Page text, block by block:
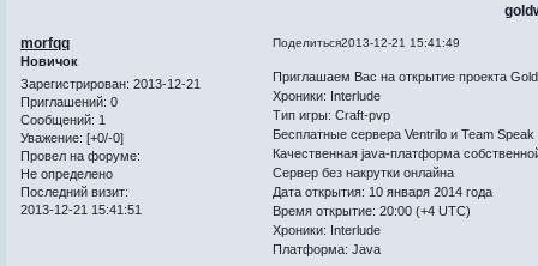
Поделиться2013-12-21 15:41:49
morfqq
Новичок
Зарегистрирован: 2013-12-21
Приглашений: 0
Сообщений: 1
Уважение: [+0/-0]
Провел на форуме:
Не определено
Последний визит:
2013-12-21 15:41:51
Приглашаем Вас на открытие проекта
Хроники: Interlude
Тип игры: Craft-pvp
Бесплатные сервера Ventrilo и Team Speak
Качественная java-платформа
Сервер без накрутки онлайна
Дата открытия: 10 января 2014 года
Время открытие: 20:00 (+4 UTC)
Хроники: Interlude
Платформа: Java